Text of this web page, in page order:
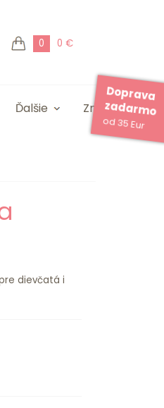
0 0 €
Doprava
zadarmo
od 35 Eur
Ďalšie Značky
dievčatá i